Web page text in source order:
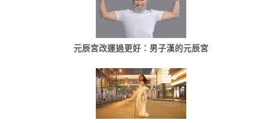
元辰宮改運過更好：男子漢的元辰宮